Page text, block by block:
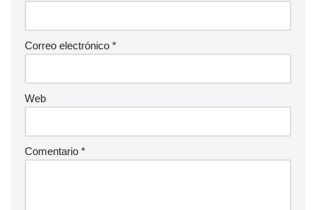
Correo electrónico *
Web
Comentario *